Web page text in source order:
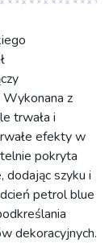
z
trwała i
efekty w
pokryta
szyku i
petrol blue
dekoracyjnych.